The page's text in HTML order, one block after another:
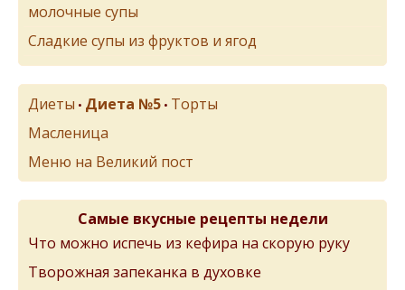
молочные супы
Сладкие супы из фруктов и ягод
Диеты • Диета №5 • Торты
Масленица
Меню на Великий пост
Самые вкусные рецепты недели
Что можно испечь из кефира на скорую руку
Творожная запеканка в духовке